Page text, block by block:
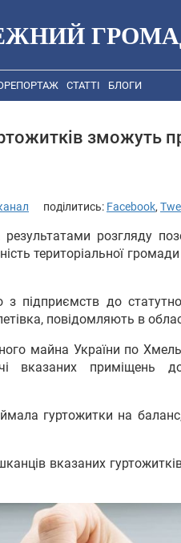
СТАТТІ БЛОГИ
зможуть
поділитись: Facebook,
розгляду
територіальної
з підприємств до
повідомляють в
майна України по
вказаних приміщень до
гуртожитки на
вказаних